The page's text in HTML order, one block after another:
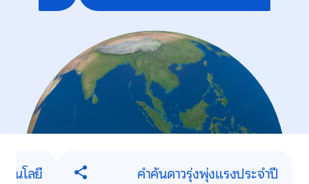
คำค้นดาวรุ่งพุ่งแรงประจำปี
โนโลยี